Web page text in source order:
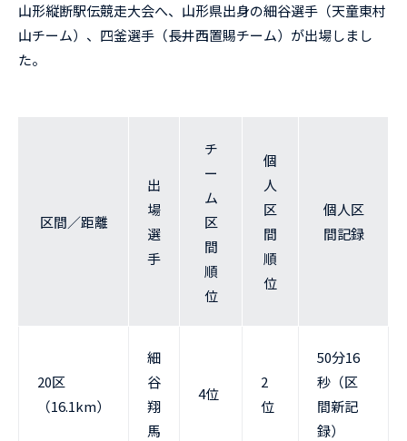
山形縦断駅伝競走大会へ、山形県出身の細谷選手（天童東村
山チーム）、四釜選手（長井西置賜チーム）が出場しまし
た。
区間／距離
出
場
選
手
チ
ー
ム
区
間
順
位
個
人
区
間
順
位
個人区
間記録
20区
（16.1km）
細
谷
翔
馬
4位
2
位
50分16
秒（区
間新記
録）